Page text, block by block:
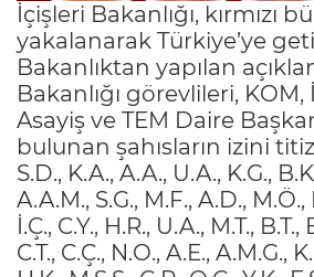
İçişleri Bakanlığı,
yakalanarak Türkiye’ye
Bakanlıktan yapılan
Bakanlığı görevlileri,
Asayiş ve TEM Daire
bulunan şahısların izini
S.D., K.A., A.A., U.A., K.G.,
A.A.M., S.G., M.F., A.D., M.Ö.,
İ.Ç., C.Y., H.R., U.A., M.T.,
C.T., C.Ç., N.O., A.E., A.M.G.,